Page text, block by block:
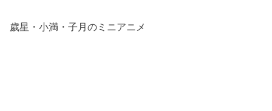
歲星・小満・子月のミニアニメ